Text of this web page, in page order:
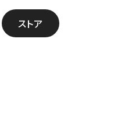
ストア